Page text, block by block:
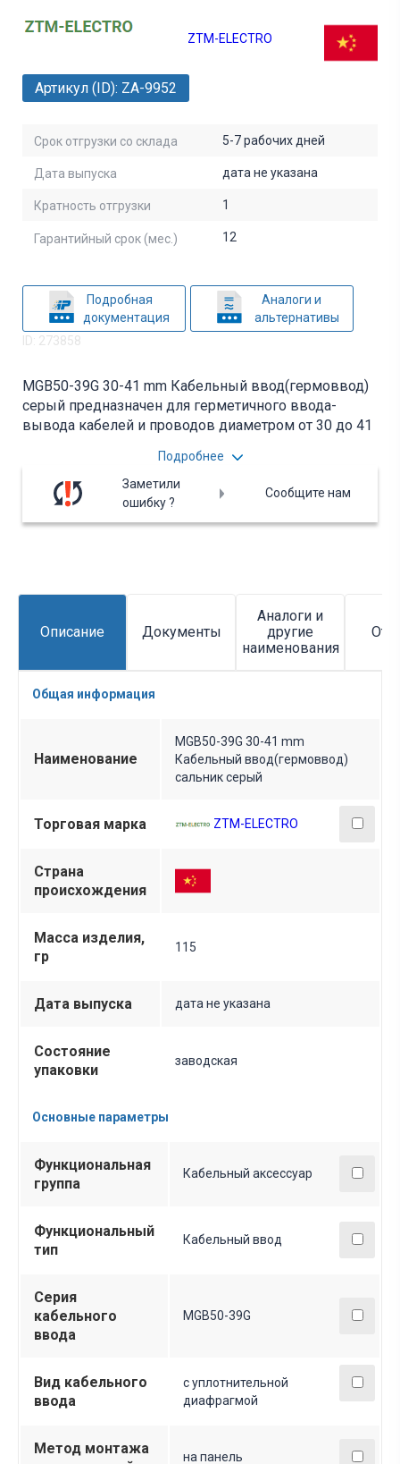
ZTM-ELECTRO
Артикул (ID): ZA-9952
Срок отгрузки со склада 5-7 рабочих дней
Дата выпуска дата не указана
Кратность отгрузки 1
Гарантийный срок (мес.) 12
Подробная
документация
Аналоги и
альтернативы
ID: 273858
MGB50-39G 30-41 mm Кабельный ввод(гермоввод)
серый предназначен для герметичного ввода-
вывода кабелей и проводов диаметром от 30 до 41
дополнительная информация находится во
вложении на товар, см. pdf - файл.
Подробнее
Заметили
ошибку ?
Сообщите нам
Описание Документы
Аналоги и
другие
наименования
Общая информация
Наименование
MGB50-39G 30-41 mm
Кабельный ввод(гермоввод)
сальник серый
Торговая марка ZTM-ELECTRO
Страна
происхождения
Масса изделия,
гр
115
Дата выпуска дата не указана
Состояние
упаковки
заводская
Основные параметры
Функциональная
группа
Кабельный аксессуар
Функциональный
тип
Кабельный ввод
Серия
кабельного
ввода
MGB50-39G
Вид кабельного
ввода
с уплотнительной
диафрагмой
Метод монтажа
на панель